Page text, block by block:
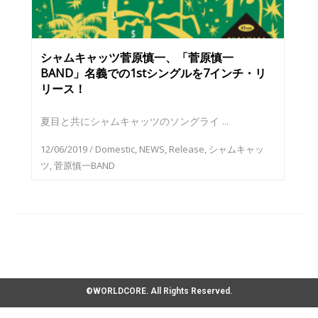
シャムキャッツ菅原慎一、「菅原慎一
BAND」名義での1stシングルを7インチ・リ
リース！
夏目と共にシャムキャッツのソングライ ...
12/06/2019/ Domestic, NEWS, Release, シャムキャッ
ツ,菅原慎一BAND
©WORLDCORE. All Rights Reserved.